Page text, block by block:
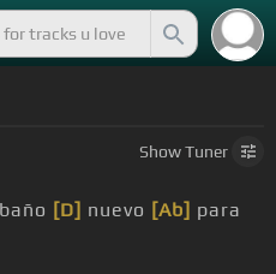
ShowTuner
[D] nuevo [Ab] para